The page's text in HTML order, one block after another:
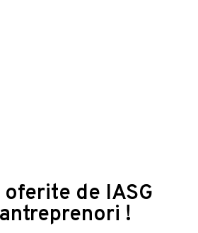
de IASG
!